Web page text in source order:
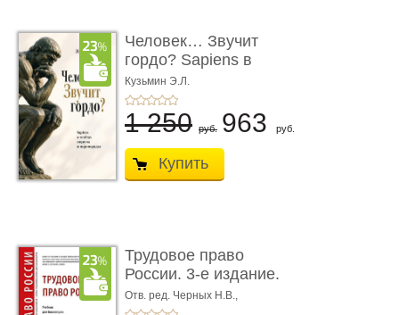
Человек… Звучит
гордо? Sapiens в
тенётах социума � ...
Кузьмин Э.Л.
1 250 руб. 963 руб.
Купить
Трудовое право
России. 3-е издание.
Учебник для ...
Отв. ред. Черных Н.В.,
Шестерякова И.В.